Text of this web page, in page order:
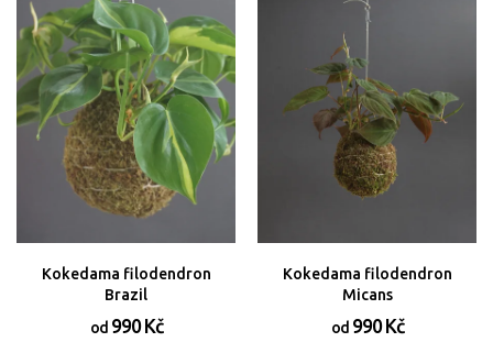
Kokedama filodendron
Brazil
od990 Kč
Kokedama filodendron
Micans
od990 Kč